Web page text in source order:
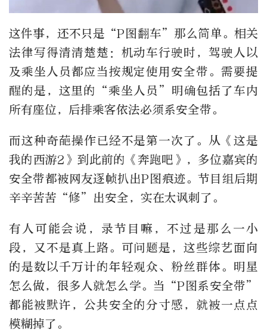
这件事，还不只是“P图翻车”那么简单。相关
法律写得清清楚楚：机动车行驶时，驾驶人以
及乘坐人员都应当按规定使用安全带。需要提
醒的是，这里的“乘坐人员”明确包括了车内
所有座位，后排乘客依法必须系安全带。
而这种奇葩操作已经不是第一次了。从《这是
我的西游2》到此前的《奔跑吧》，多位嘉宾的
安全带都被网友逐帧扒出P图痕迹。节目组后期
辛辛苦苦“修”出安全，实在太讽刺了。
有人可能会说，录节目嘛，不过是那么一小
段，又不是真上路。可问题是，这些综艺面向
的是数以千万计的年轻观众、粉丝群体。明星
怎么做，很多人就怎么学。当“P图系安全带”
都能被默许，公共安全的分寸感，就被一点点
模糊掉了。